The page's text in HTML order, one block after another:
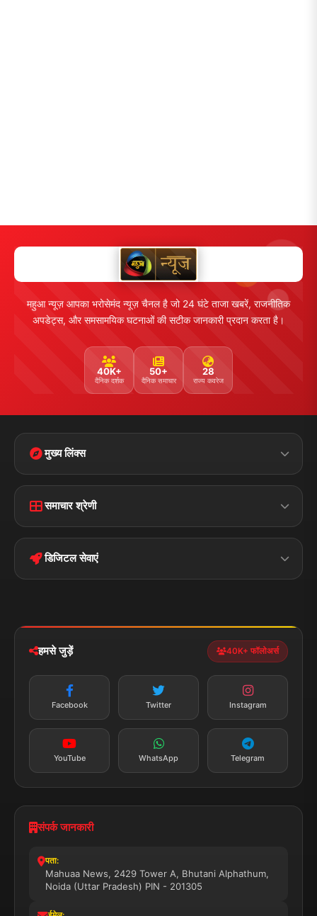
महुआ न्यूज़ आपका भरोसेमंद न्यूज़ चैनल है जो 24 घंटे ताजा खबरें, राजनीतिक
अपडेट्स, और समसामयिक घटनाओं की सटीक जानकारी प्रदान करता है।
40K+
दैनिक दर्शक
50+
दैनिक समाचार
28
राज्य कवरेज
मुख्य लिंक्स
Home Contact Us
Terms &
Conditions
Privacy Policy
समाचार श्रेणी
बिहार क्राइम
पॉलिटिकल झारखण्ड
डिजिटल सेवाएं
न्यूज़ अलर्ट
तत्काल अपडेट
सब्सक्राइब करें
हमसे जुड़ें 40K+ फॉलोअर्स
Facebook Twitter Instagram
YouTube WhatsApp Telegram
संपर्क जानकारी
पता:
Mahuaa News, 2429 Tower A, Bhutani Alphathum,
Noida (Uttar Pradesh) PIN - 201305